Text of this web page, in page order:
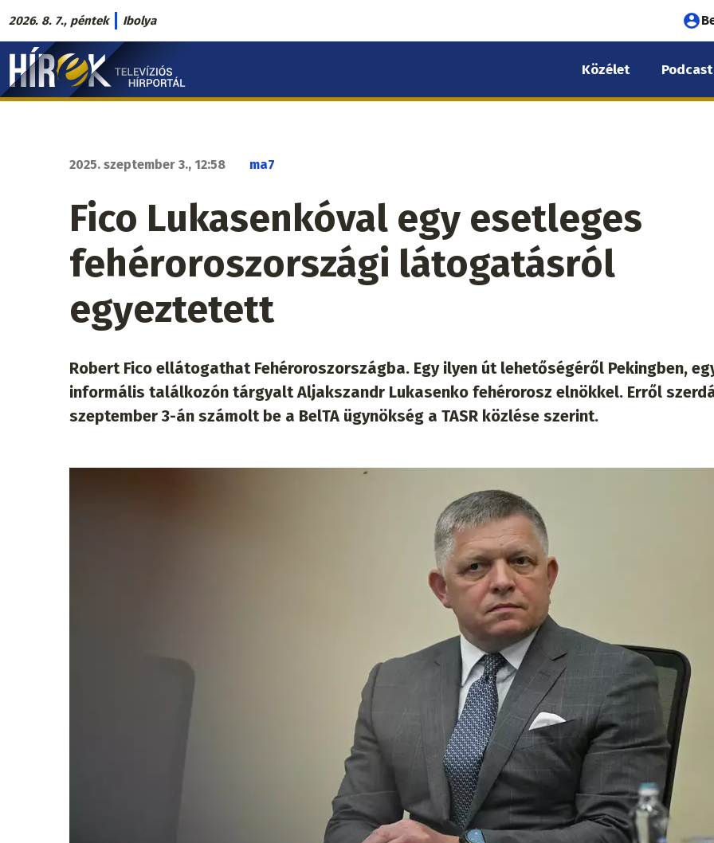
Ugrás
a
tartalomra
2026. 8. 7., péntek Ibolya
Hírek.sk
fő
Közélet Podcast
2025. szeptember 3., 12:58 ma7
Fico Lukasenkóval egy esetleges
fehéroroszországi látogatásról
egyeztetett
Robert Fico ellátogathat Fehéroroszországba. Egy ilyen út lehetőségéről Pekingben,
informális találkozón tárgyalt Aljakszandr Lukasenko fehérorosz elnökkel. Erről
szeptember 3-án számolt be a BelTA ügynökség a TASR közlése szerint.